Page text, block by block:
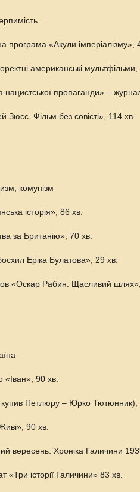
програма «Акули імперіалізму»,
американські мультфільми,
нацистської пропаганди» –
Фільм без совісті», 114 хв.
комунізм
історія», 86 хв.
за Британію», 70 хв.
Еріка Булатова», 29 хв.
«Оскар Рабин. Щасливий шлях»,
«Іван», 90 хв.
Петлюру – Юрко Тютюнник),
90 хв.
вересень. Хроніка Галичини
історії Галичини» 83 хв.